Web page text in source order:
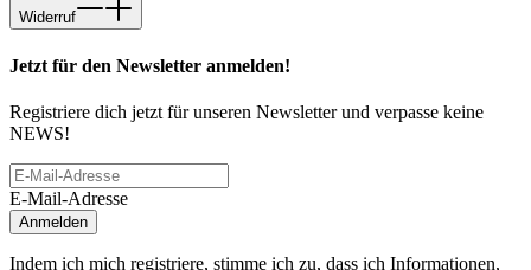
Widerruf
Jetzt für den Newsletter anmelden!
Registriere dich jetzt für unseren Newsletter und verpasse keine
NEWS!
E-Mail-Adresse
Anmelden
Indem ich mich registriere, stimme ich zu, dass ich Informationen,